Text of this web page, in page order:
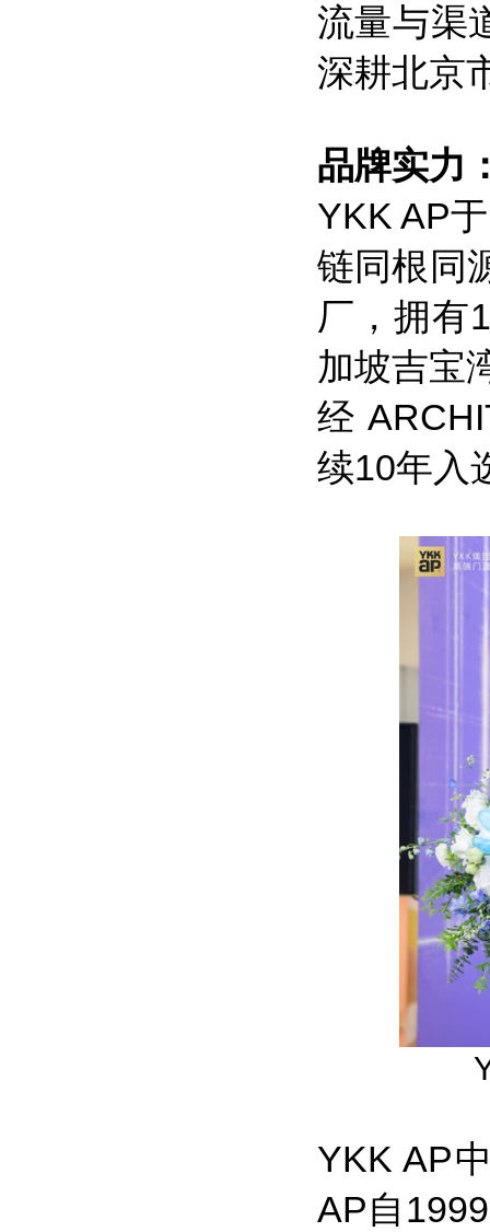
流量与渠
深耕北京
品牌实力
YKK AP
链同根同
厂，拥有
加坡吉宝
经
续10年入
YKK AP
AP自